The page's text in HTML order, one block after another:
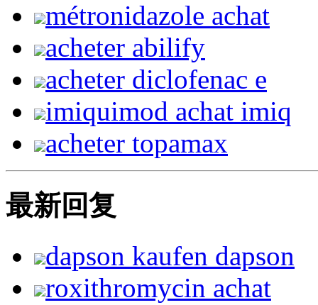
métronidazole achat
acheter abilify
acheter diclofenac e
imiquimod achat imiq
acheter topamax
最新回复
dapson kaufen dapson
roxithromycin achat